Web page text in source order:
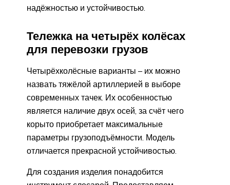
надёжностью и устойчивостью.
Тележка на четырёх колёсах
для перевозки грузов
Четырёхколёсные варианты – их можно
назвать тяжёлой артиллерией в выборе
современных тачек. Их особенностью
является наличие двух осей, за счёт чего
корыто приобретает максимальные
параметры грузоподъёмности. Модель
отличается прекрасной устойчивостью.
Для создания изделия понадобится